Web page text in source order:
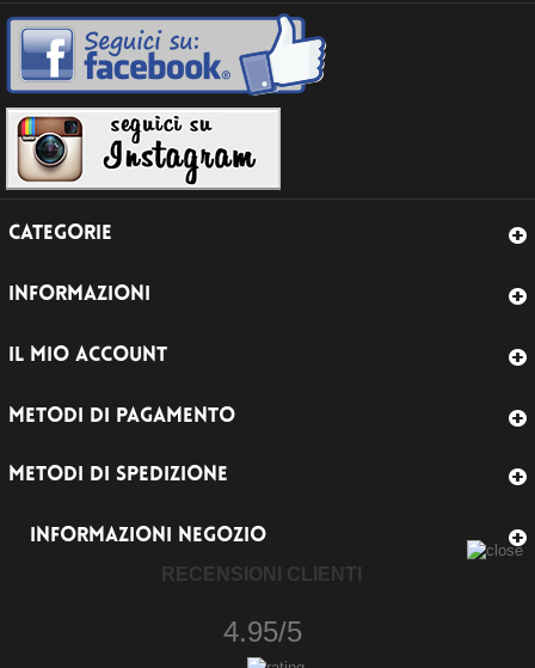
CATEGORIE
INFORMAZIONI
IL MIO ACCOUNT
METODI DI PAGAMENTO
METODI DI SPEDIZIONE
INFORMAZIONI NEGOZIO
RECENSIONI CLIENTI
4.95/5